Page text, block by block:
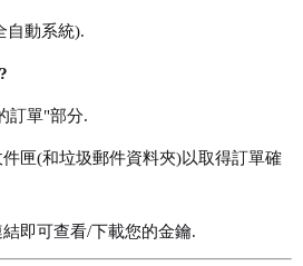
自動系統).
訂單"部分.
匣(和垃圾郵件資料夾)以取得訂單確
即可查看/下載您的金鑰.